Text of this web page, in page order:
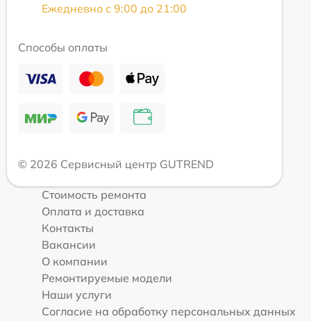
Ежедневно с 9:00 до 21:00
Способы оплаты
© 2026 Сервисный центр GUTREND
Стоимость ремонта
Оплата и доставка
Контакты
Вакансии
О компании
Ремонтируемые модели
Наши услуги
Согласие на обработку персональных данных